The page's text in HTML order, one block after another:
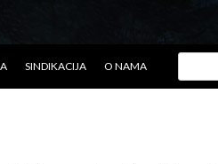
SINDIKACIJA O NAMA